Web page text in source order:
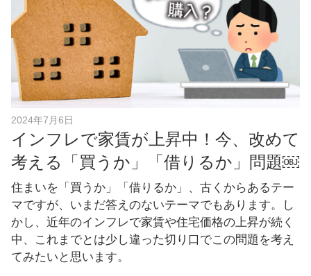
k
2024年7月6日
インフレで家賃が上昇中！今、改めて
考える「買うか」「借りるか」問題￼
住まいを「買うか」「借りるか」、古くからあるテー
マですが、いまだ答えのないテーマでもあります。し
かし、近年のインフレで家賃や住宅価格の上昇が続く
中、これまでとは少し違った切り口でこの問題を考え
てみたいと思います。